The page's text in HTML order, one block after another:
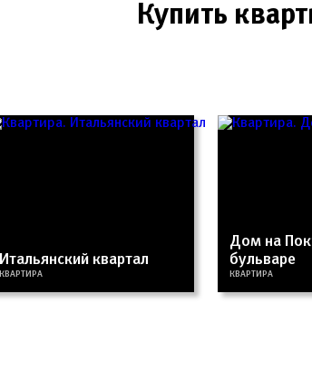
Купить
Итальянский квартал
КВАРТИРА
Дом на
бульваре
КВАРТИРА